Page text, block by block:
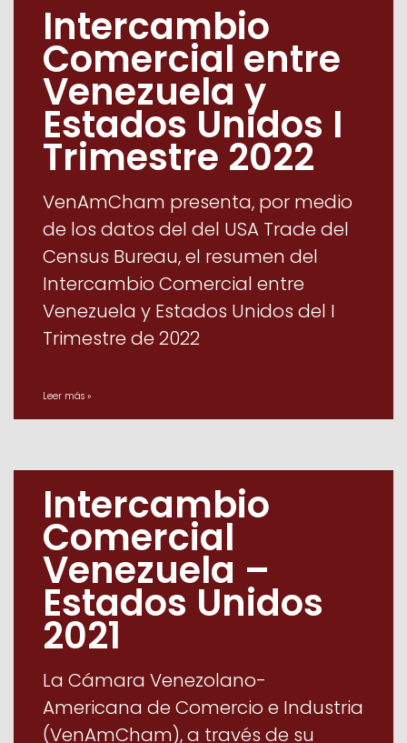
Intercambio
Comercial entre
Venezuela y
Estados Unidos I
Trimestre 2022
VenAmCham presenta, por medio
de los datos del del USA Trade del
Census Bureau, el resumen del
Intercambio Comercial entre
Venezuela y Estados Unidos del I
Trimestre de 2022
Leer más »
Intercambio
Comercial
Venezuela –
Estados Unidos
2021
La Cámara Venezolano-
Americana de Comercio e Industria
(VenAmCham), a través de su